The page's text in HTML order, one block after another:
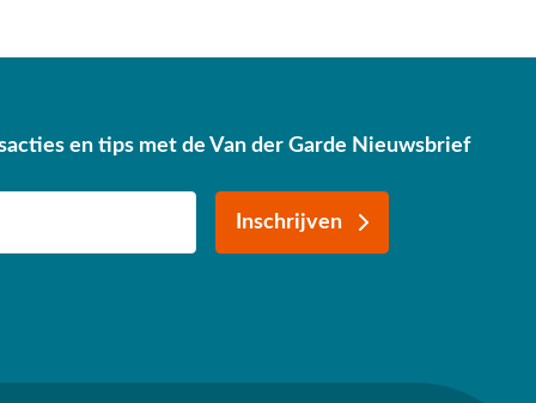
en tips met de Van der Garde Nieuwsbrief
Inschrijven